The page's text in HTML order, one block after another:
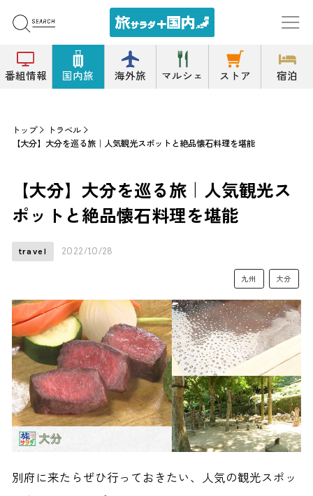
番組情報 国内旅 海外旅 マルシェ ストア 宿泊
トップ
トラベル
【大分】大分を巡る旅｜人気観光スポットと絶品懐石料理を堪能
【大分】大分を巡る旅｜人気観光ス
ポットと絶品懐石料理を堪能
travel 2022/10/28
九州 大分
別府に来たらぜひ行っておきたい、人気の観光スポッ